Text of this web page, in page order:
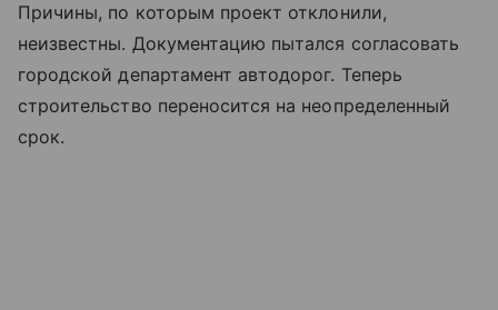
Причины, по которым проект отклонили,
неизвестны. Документацию пытался согласовать
городской департамент автодорог. Теперь
строительство переносится на неопределенный
срок.